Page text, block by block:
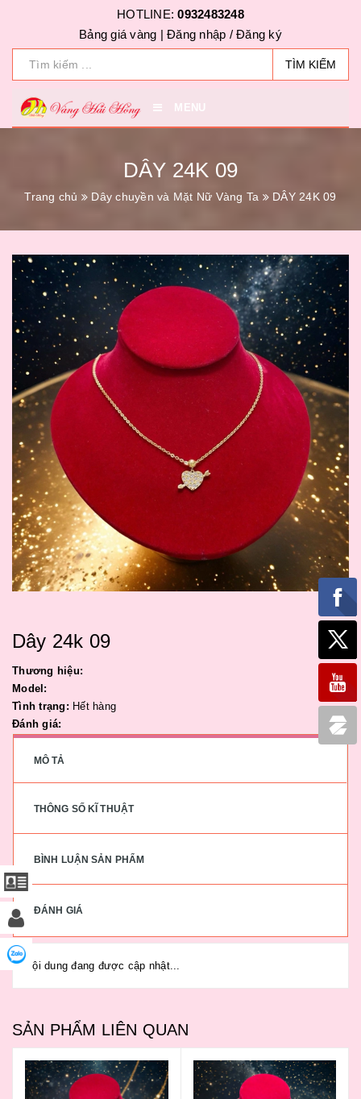
HOTLINE:0932483248
Bảng giá vàng | Đăng nhập / Đăng ký
TÌM KIẾM
MENU
DÂY 24K 09
Trang chủ Dây chuyền và Mặt Nữ Vàng Ta DÂY 24K 09
Dây 24k 09
Thương hiệu:
Model:
Tình trạng: Hết hàng
Đánh giá:
MÔ TẢ
THÔNG SỐ KĨ THUẬT
BÌNH LUẬN SẢN PHẨM
ĐÁNH GIÁ
Nội dung đang được cập nhật...
SẢN PHẨM LIÊN QUAN